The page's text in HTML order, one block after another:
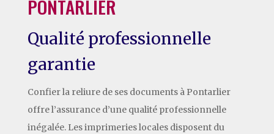
PONTARLIER
Qualité professionnelle
garantie
Confier la reliure de ses documents à Pontarlier
offre l’assurance d’une qualité professionnelle
inégalée. Les imprimeries locales disposent du